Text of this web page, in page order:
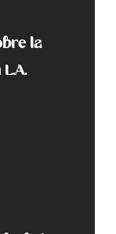
la